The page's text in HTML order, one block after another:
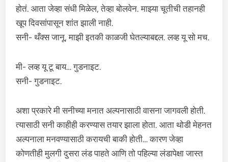
होतं. आता जेव्हा संधी मिळेल, तेव्हा बोलवेन. माझ्या चूतीची तहानही
खूप दिवसांपासून शांत झाली नाही.
सनी- थँक्स जानू, माझी इतकी काळजी घेतल्याबद्दल. लव्ह यू सो मच.
मी- लव्ह यू टू बाय… गुडनाइट.
सनी- गुडनाइट.
अशा प्रकारे मी सनीच्या मनात अल्पनासाठी वासना जागवली होती.
त्यासाठी सनी काहीही करण्यास तयार झाला होता. आता थोडी मेहनत
अल्पनाला मनवण्यासाठी करायची बाकी होती… कारण जेव्हा
कोणतीही मुलगी दुसरा लंड पाहते आणि तो पहिल्या लंडापेक्षा जास्त